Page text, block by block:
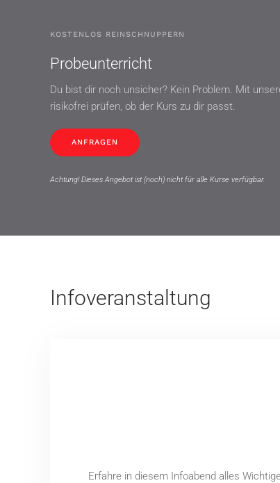
KOSTENLOS REINSCHNUPPERN
Probeunterricht
Du bist dir noch unsicher? Kein Problem. Mit
risikofrei prüfen, ob der Kurs zu dir passt.
ANFRAGEN
Achtung! Dieses Angebot ist (noch) nicht für alle Kurse verfügbar.
Infoveranstaltung
Erfahre in diesem Infoabend alles